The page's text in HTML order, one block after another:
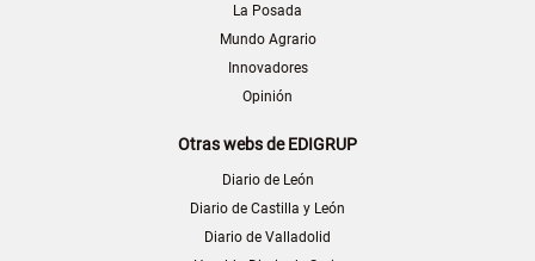
La Posada
Mundo Agrario
Innovadores
Opinión
Otras webs de EDIGRUP
Diario de León
Diario de Castilla y León
Diario de Valladolid